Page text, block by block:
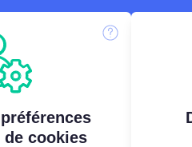
Plateforme de gestion
Analyser et classer vos
de cookies